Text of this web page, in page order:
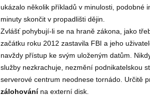
ukázalo několik příkladů v minulosti, podobné
minuty skončit v propadlišti dějin.
Zvlášť pohybují-li se na hraně zákona, jako
začátku roku 2012 zastavila FBI a jeho
navždy přístup ke svým uloženým datům.
služby nezkrachuje, nezmění podnikatelskou
serverové centrum neodnese tornádo. Určitě
zálohovánína externí disk.